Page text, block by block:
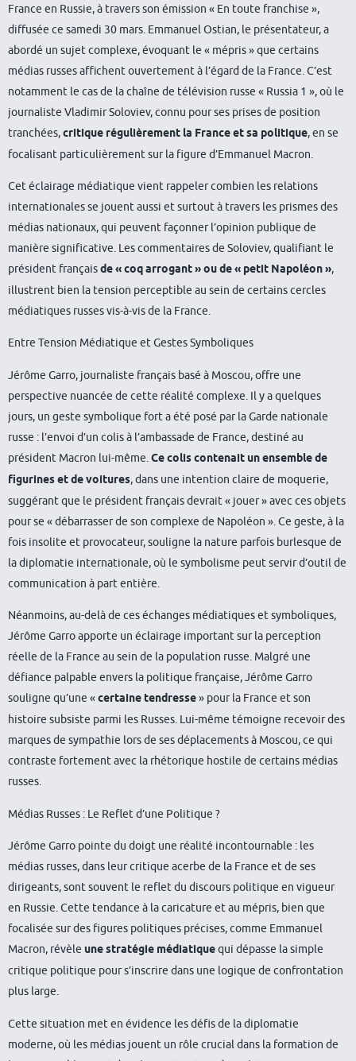
France en Russie, à travers son émission « En toute franchise »,
diffusée ce samedi 30 mars. Emmanuel Ostian, le présentateur, a
abordé un sujet complexe, évoquant le « mépris » que certains
médias russes affichent ouvertement à l’égard de la France. C’est
notamment le cas de la chaîne de télévision russe « Russia 1 », où le
journaliste Vladimir Soloviev, connu pour ses prises de position
tranchées,critique régulièrement la France et sa politique, en se
focalisant particulièrement sur la figure d’Emmanuel Macron.
Cet éclairage médiatique vient rappeler combien les relations
internationales se jouent aussi et surtout à travers les prismes des
médias nationaux, qui peuvent façonner l’opinion publique de
manière significative. Les commentaires de Soloviev, qualifiant le
président françaisde « coq arrogant » ou de « petit Napoléon »,
illustrent bien la tension perceptible au sein de certains cercles
médiatiques russes vis-à-vis de la France.
Entre Tension Médiatique et Gestes Symboliques
Jérôme Garro, journaliste français basé à Moscou, offre une
perspective nuancée de cette réalité complexe. Il y a quelques
jours, un geste symbolique fort a été posé par la Garde nationale
russe : l’envoi d’un colis à l’ambassade de France, destiné au
président Macron lui-même.Ce colis contenait un ensemble de
figurines et de voitures, dans une intention claire de moquerie,
suggérant que le président français devrait « jouer » avec ces objets
pour se « débarrasser de son complexe de Napoléon ». Ce geste, à la
fois insolite et provocateur, souligne la nature parfois burlesque de
la diplomatie internationale, où le symbolisme peut servir d’outil de
communication à part entière.
Néanmoins, au-delà de ces échanges médiatiques et symboliques,
Jérôme Garro apporte un éclairage important sur la perception
réelle de la France au sein de la population russe. Malgré une
défiance palpable envers la politique française, Jérôme Garro
souligne qu’une «certaine tendresse» pour la France et son
histoire subsiste parmi les Russes. Lui-même témoigne recevoir des
marques de sympathie lors de ses déplacements à Moscou, ce qui
contraste fortement avec la rhétorique hostile de certains médias
russes.
Médias Russes : Le Reflet d’une Politique ?
Jérôme Garro pointe du doigt une réalité incontournable : les
médias russes, dans leur critique acerbe de la France et de ses
dirigeants, sont souvent le reflet du discours politique en vigueur
en Russie. Cette tendance à la caricature et au mépris, bien que
focalisée sur des figures politiques précises, comme Emmanuel
Macron, révèle une stratégie médiatiquequi dépasse la simple
critique politique pour s’inscrire dans une logique de confrontation
plus large.
Cette situation met en évidence les défis de la diplomatie
moderne, où les médias jouent un rôle crucial dans la formation de